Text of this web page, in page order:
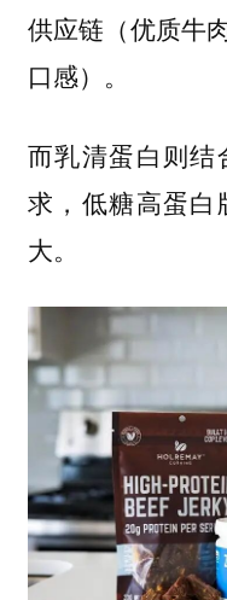
供应链（优质牛
口感）。
而乳清蛋白则结
求，低糖高蛋白
大。